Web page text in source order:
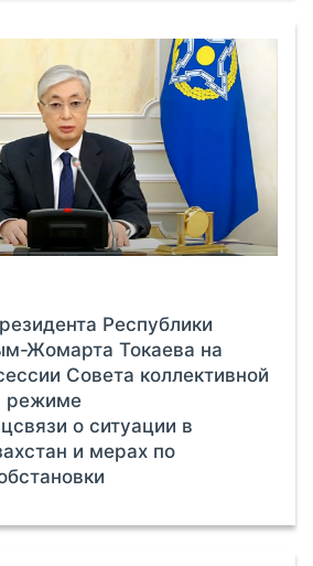
Республики
Жомарта Токаева на
Совета коллективной
режиме
о ситуации в
и мерах по